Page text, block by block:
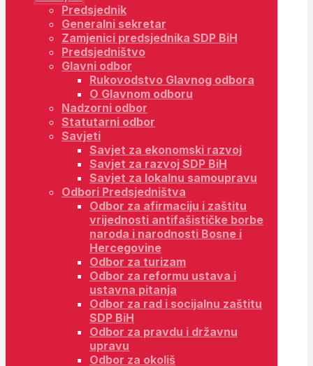
Predsjednik
Generalni sekretar
Zamjenici predsjednika SDP BiH
Predsjedništvo
Glavni odbor
Rukovodstvo Glavnog odbora
O Glavnom odboru
Nadzorni odbor
Statutarni odbor
Savjeti
Savjet za ekonomski razvoj
Savjet za razvoj SDP BiH
Savjet za lokalnu samoupravu
Odbori Predsjedništva
Odbor za afirmaciju i zaštitu
vrijednosti antifašističke borbe
naroda i narodnosti Bosne i
Hercegovine
Odbor za turizam
Odbor za reformu ustava i
ustavna pitanja
Odbor za rad i socijalnu zaštitu
SDP BiH
Odbor za pravdu i državnu
upravu
Odbor za okoliš